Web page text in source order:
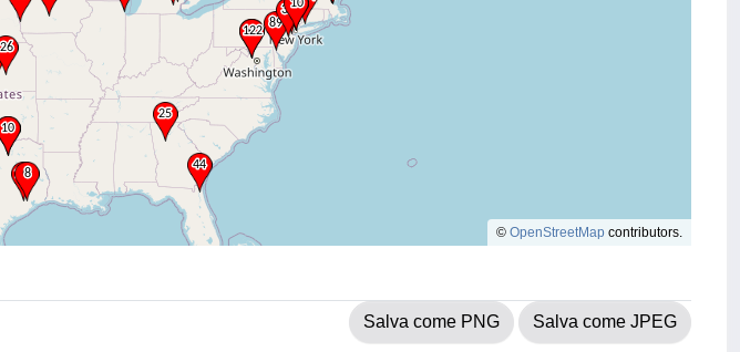
© OpenStreetMap contributors.
Salva come PNG Salva come JPEG